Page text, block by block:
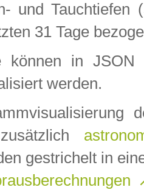
und Tauchtiefen
31 Tage
können in
werden.
gestrichelt in